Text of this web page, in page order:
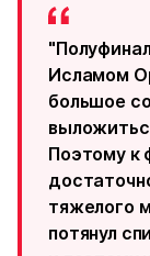
Исламом
большое
Поэтому к
тяжелого
потянул